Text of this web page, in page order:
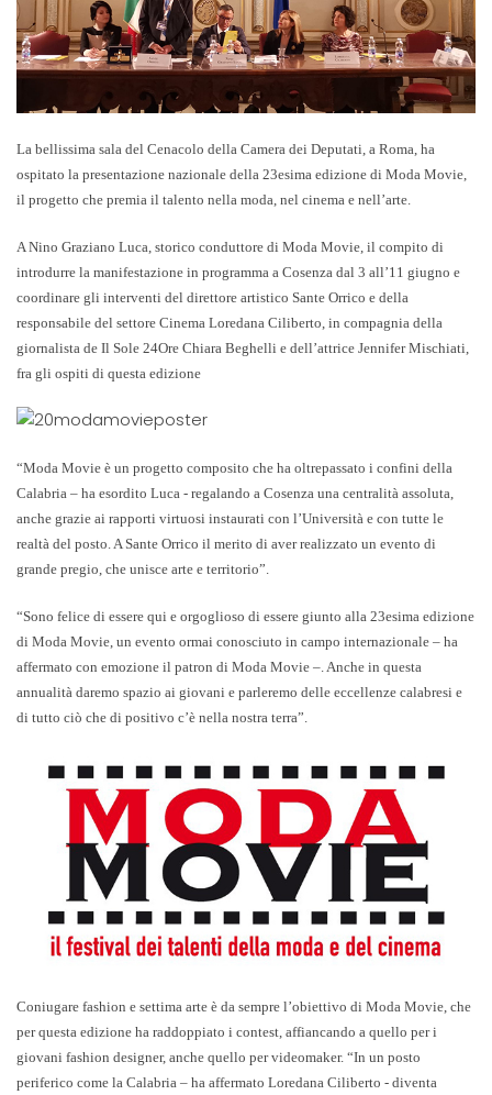
La bellissima sala del Cenacolo della Camera dei Deputati, a Roma, ha
ospitato la presentazione nazionale della 23esima edizione di Moda Movie,
il progetto che premia il talento nella moda, nel cinema e nell’arte.
ANino Graziano Luca, storico conduttore di Moda Movie, il compito di
introdurre la manifestazione in programma a Cosenza dal 3 all’11 giugno e
coordinare gli interventi del direttore artistico Sante Orrico e della
responsabile del settore Cinema Loredana Ciliberto, in compagnia della
giornalista de Il Sole 24Ore Chiara Beghelli e dell’attrice Jennifer Mischiati,
fra gli ospiti di questa edizione
“Moda Movie è un progetto composito che ha oltrepassato i confini della
Calabria – ha esordito Luca - regalando a Cosenza una centralità assoluta,
anche grazie ai rapporti virtuosi instaurati con l’Università e con tutte le
realtà del posto. A Sante Orrico il merito di aver realizzato un evento di
grande pregio, che unisce arte e territorio”.
“Sono felice di essere qui e orgoglioso di essere giunto alla 23esima edizione
di Moda Movie, un evento ormai conosciuto in campo internazionale – ha
affermato con emozione il patron di Moda Movie –. Anche in questa
annualità daremo spazio ai giovani e parleremo delle eccellenze calabresi e
di tutto ciò che di positivo c’è nella nostra terra”.
Coniugare fashion e settima arte è da sempre l’obiettivo di Moda Movie, che
per questa edizione ha raddoppiato i contest, affiancando a quello per i
giovani fashion designer, anche quello per videomaker. “In un posto
periferico come la Calabria – ha affermato Loredana Ciliberto - diventa